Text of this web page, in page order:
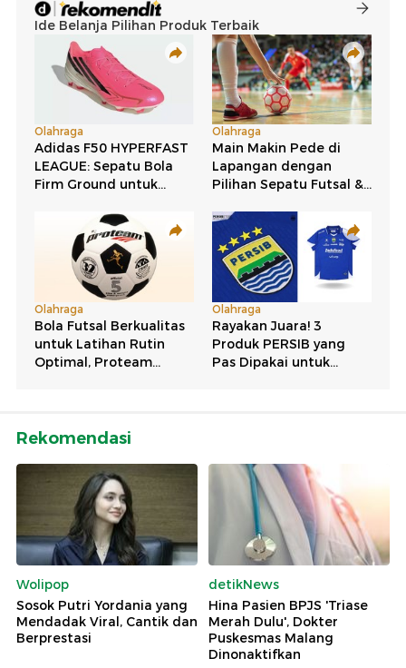
Rekomendasi
Wolipop
Sosok Putri Yordania yang
Mendadak Viral, Cantik dan
Berprestasi
detikNews
Hina Pasien BPJS 'Triase
Merah Dulu', Dokter
Puskesmas Malang
Dinonaktifkan